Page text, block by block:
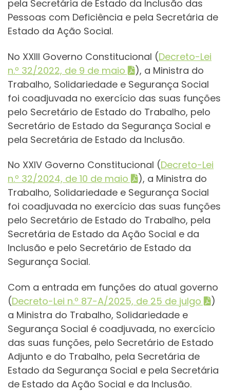
pela Secretária de Estado da Inclusão das
Pessoas com Deficiência e pela Secretária de
Estado da Ação Social.
No XXIII Governo Constitucional (Decreto-Lei
n.º 32/2022, de 9 de maio
), a Ministra do
Trabalho, Solidariedade e Segurança Social
foi coadjuvada no exercício das suas funções
pelo Secretário de Estado do Trabalho, pelo
Secretário de Estado da Segurança Social e
pela Secretária de Estado da Inclusão.
No XXIV Governo Constitucional (Decreto-Lei
n.º 32/2024, de 10 de maio
), a Ministra do
Trabalho, Solidariedade e Segurança Social
foi coadjuvada no exercício das suas funções
pelo Secretário de Estado do Trabalho, pela
Secretária de Estado da Ação Social e da
Inclusão e pelo Secretário de Estado da
Segurança Social.
Com a entrada em funções do atual governo
(Decreto-Lei n.º 87-A/2025, de 25 de julgo
)
a Ministra do Trabalho, Solidariedade e
Segurança Social é coadjuvada, no exercício
das suas funções, pelo Secretário de Estado
Adjunto e do Trabalho, pela Secretária de
Estado da Segurança Social e pela Secretária
de Estado da Ação Social e da Inclusão.